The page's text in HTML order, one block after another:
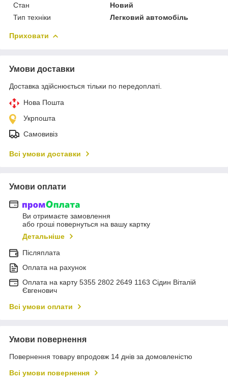
Стан
Новий
Тип техніки
Легковий автомобіль
Приховати
Умови доставки
Доставка здійснюється тільки по передоплаті.
Нова Пошта
Укрпошта
Самовивіз
Всі умови доставки
Умови оплати
Ви отримаєте замовлення
або гроші повернуться на вашу картку
Детальніше
Післяплата
Оплата на рахунок
Оплата на карту 5355 2802 2649 1163 Сідин Віталій
Євгенович
Всі умови оплати
Умови повернення
Повернення товару впродовж 14 днів за домовленістю
Всі умови повернення